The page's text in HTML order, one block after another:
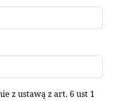
z ustawą z art. 6 ust 1